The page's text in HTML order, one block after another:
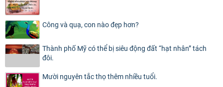
Công và quạ, con nào đẹp hơn?
Thành phố Mỹ có thể bị siêu động đất “hạt nhân” tách
đôi.
Mười nguyên tắc thọ thêm nhiều tuổi.